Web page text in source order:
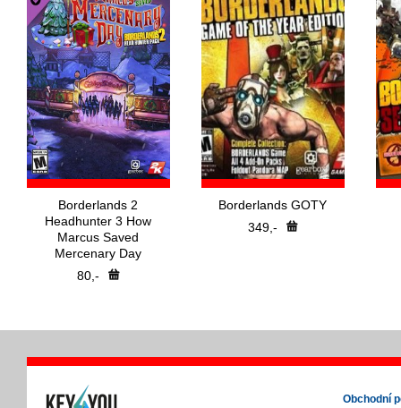
Borderlands 2
Headhunter 3 How
Marcus Saved
Mercenary Day
80,-
Borderlands GOTY
349,-
Obchodní